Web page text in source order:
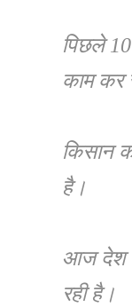
पिछले
काम कर
किसान
है।
आज देश में
रही है।